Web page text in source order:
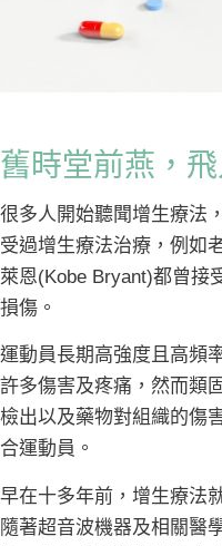
舊時堂前燕，
很多人開始聽聞增生療法
受過增生療法治療，例如
萊恩(Kobe Bryant)都曾接
損傷。
運動員長期高強度且高頻
許多傷害及疼痛，然而類
檢出以及藥物對組織的傷
合運動員。
早在十多年前，增生療法
隨著超音波機器及相關醫